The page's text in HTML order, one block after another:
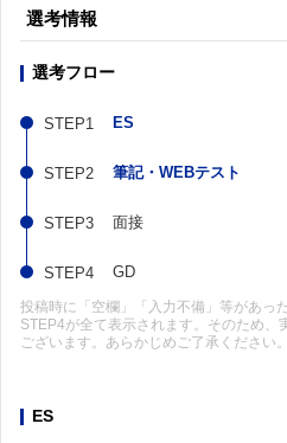
選考情報
選考フロー
ES
筆記・WEBテスト
面接
GD
投稿時に「空欄」「入力不備」等があっ
STEP4が全て表示されます。そのため
ございます。あらかじめご了承ください。
ES